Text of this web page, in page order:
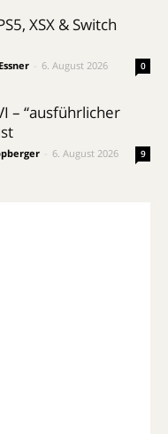
XSX & Switch
6. August 2026 0
– “ausführlicher
6. August 2026 9